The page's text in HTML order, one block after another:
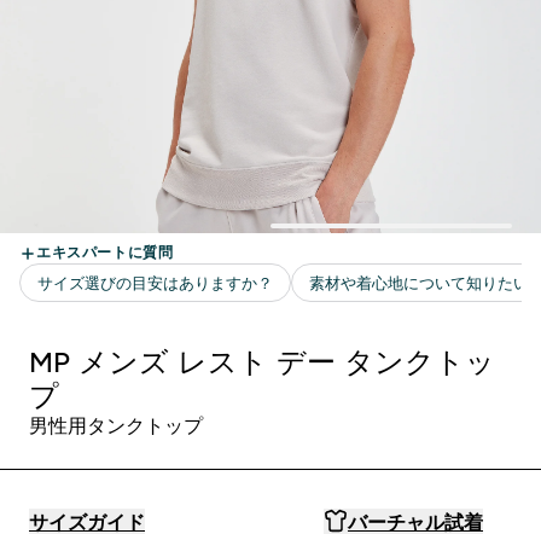
MP メンズ レスト デー タンクトッ
プ
男性用タンクトップ
サイズガイド バーチャル試着